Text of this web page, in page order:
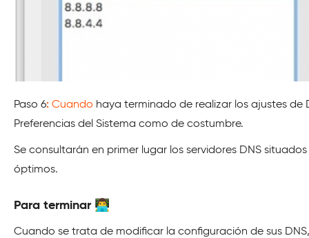
Paso 6: Cuando haya terminado de realizar los ajustes de
Preferencias del Sistema como de costumbre.
Se consultarán en primer lugar los servidores DNS
óptimos.
Para terminar 👨‍💻
Cuando se trata de modificar la configuración de sus